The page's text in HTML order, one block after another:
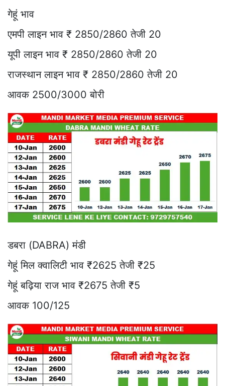
गेहूं भाव
एमपी लाइन भाव ₹ 2850/2860 तेजी 20
यूपी लाइन भाव ₹ 2850/2860 तेजी 20
राजस्थान लाइन भाव ₹ 2850/2860 तेजी 20
आवक 2500/3000 बोरी
डबरा (DABRA) मंडी
गेहूं मिल क्वालिटी भाव ₹2625 तेजी ₹25
गेहूं बढ़िया राज भाव ₹2675 तेजी ₹5
आवक 100/125